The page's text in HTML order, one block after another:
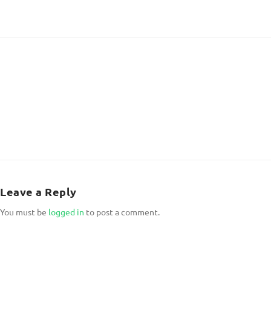
Leave a Reply
You must be logged in to post a comment.